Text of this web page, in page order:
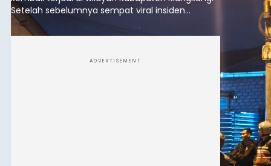
Setelah sebelumnya sempat viral insiden
keributan di barat Pasar Galiran, peristiwa serupa
kini menimpa seorang pemuda asal Kabupaten
ADVERTISEMENT